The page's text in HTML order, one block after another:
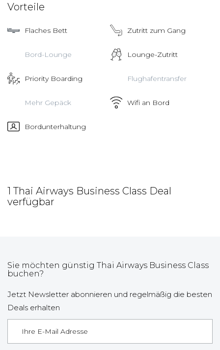
Vorteile
Flaches Bett Zutritt zum Gang
Bord-Lounge Lounge-Zutritt
Priority Boarding Flughafentransfer
Mehr Gepäck Wifi an Bord
Bordunterhaltung
1 Thai Airways Business Class Deal
verfügbar
Sie möchten günstig Thai Airways Business Class
buchen?
Jetzt Newsletter abonnieren und regelmäßig die besten
Deals erhalten